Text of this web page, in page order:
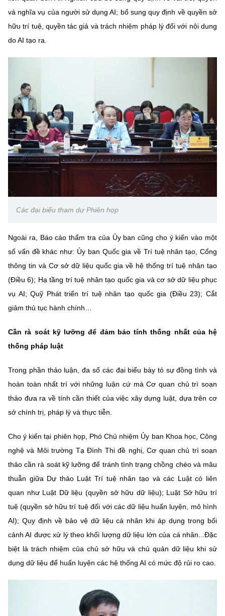
và nghĩa vụ của người sử dụng AI; bổ sung quy định về quyền sở
hữu trí tuệ, quyền tác giả và trách nhiệm pháp lý đối với nội dung
do AI tạo ra.
Các đại biểu tham dự Phiên họp
Ngoài ra, Báo cáo thẩm tra của Ủy ban cũng cho ý kiến vào một
số vấn đề khác như: Ủy ban Quốc gia về Trí tuệ nhân tạo, Cổng
thông tin và Cơ sở dữ liệu quốc gia về hệ thống trí tuệ nhân tạo
(Điều 6); Hạ tầng trí tuệ nhân tạo quốc gia và cơ sở dữ liệu phục
vụ AI; Quỹ Phát triển trí tuệ nhân tạo quốc gia (Điều 23); Cắt
giảm thủ tục hành chính…
Cần rà soát kỹ lưỡng để đảm bảo tính thống nhất của hệ
thống pháp luật
Trong phần thảo luận, đa số các đại biểu bày tỏ sự đồng tình và
hoàn toàn nhất trí với những luận cứ mà Cơ quan chủ trì soạn
thảo đưa ra về tính cần thiết của việc xây dựng luật, dựa trên cơ
sở chính trị, pháp lý và thực tiễn.
Cho ý kiến tại phiên họp, Phó Chủ nhiệm Ủy ban Khoa học, Công
nghệ và Môi trường Tạ Đình Thi đề nghị, Cơ quan chủ trì soạn
thảo cần rà soát kỹ lưỡng để tránh tình trạng chồng chéo và mâu
thuẫn giữa Dự thảo Luật Trí tuệ nhân tạo và các Luật có liên
quan như Luật Dữ liệu (quyền sở hữu dữ liệu); Luật Sở hữu trí
tuệ (quyền sở hữu trí tuệ đối với các dữ liệu huấn luyện, mô hình
AI); Quy định về bảo vệ dữ liệu cá nhân khi áp dụng trong bối
cảnh AI được xử lý theo khối lượng dữ liệu lớn của cá nhân...Đặc
biệt là trách nhiệm của chủ sở hữu và chủ quản dữ liệu khi sử
dụng dữ liệu để huấn luyện các hệ thống AI có mức độ rủi ro cao.